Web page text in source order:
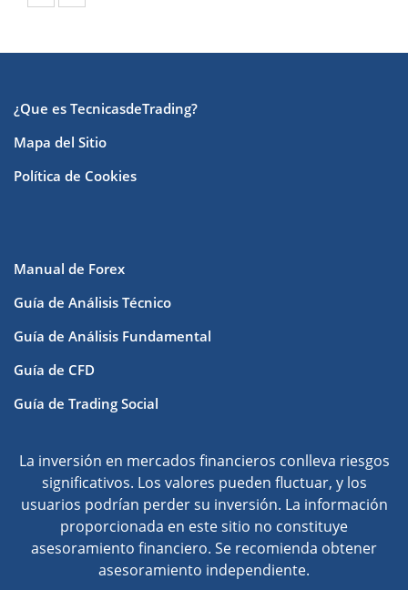
¿Que es TecnicasdeTrading?
Mapa del Sitio
Política de Cookies
Manual de Forex
Guía de Análisis Técnico
Guía de Análisis Fundamental
Guía de CFD
Guía de Trading Social
La inversión en mercados financieros conlleva riesgos
significativos. Los valores pueden fluctuar, y los
usuarios podrían perder su inversión. La información
proporcionada en este sitio no constituye
asesoramiento financiero. Se recomienda obtener
asesoramiento independiente.